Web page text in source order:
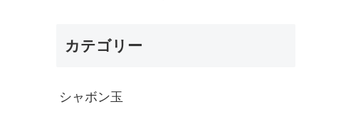
カテゴリー
シャボン玉